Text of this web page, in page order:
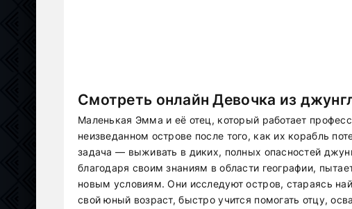
Смотреть онлайн Девочка из
Маленькая Эмма и её отец, который работает
неизведанном острове после того, как их корабль
задача — выживать в диких, полных опасностей
благодаря своим знаниям в области географии,
новым условиям. Они исследуют остров, стараясь
свой юный возраст, быстро учится помогать отцу,